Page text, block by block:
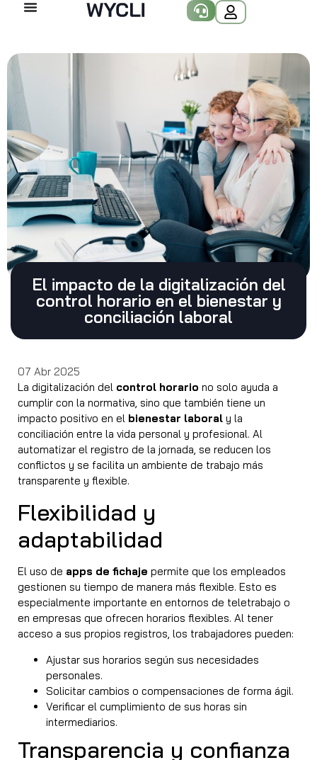
El impacto de la digitalización del
control horario en el bienestar y
conciliación laboral
07 Abr 2025
La digitalización del control horario no solo ayuda a
cumplir con la normativa, sino que también tiene un
impacto positivo en el bienestar laboral y la
conciliación entre la vida personal y profesional. Al
automatizar el registro de la jornada, se reducen los
conflictos y se facilita un ambiente de trabajo más
transparente y flexible.
Flexibilidad y
adaptabilidad
El uso de apps de fichaje permite que los empleados
gestionen su tiempo de manera más flexible. Esto es
especialmente importante en entornos de teletrabajo o
en empresas que ofrecen horarios flexibles. Al tener
acceso a sus propios registros, los trabajadores pueden:
Ajustar sus horarios según sus necesidades
personales.
Solicitar cambios o compensaciones de forma ágil.
Verificar el cumplimiento de sus horas sin
intermediarios.
Transparencia y confianza